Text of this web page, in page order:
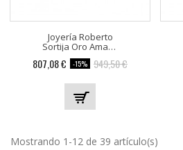
Joyería Roberto
Sortija Oro Amarillo 22...
807,08 € -15% 949,50 €
Mostrando 1-12 de 39 artículo(s)